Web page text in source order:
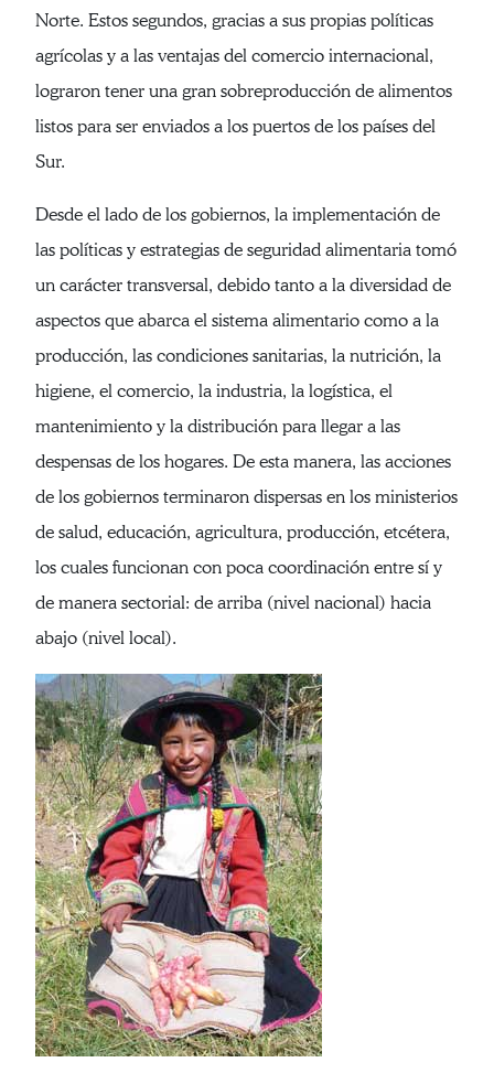
Norte. Estos segundos, gracias a sus propias políticas
agrícolas y a las ventajas del comercio internacional,
lograron tener una gran sobreproducción de alimentos
listos para ser enviados a los puertos de los países del
Sur.
Desde el lado de los gobiernos, la implementación de
las políticas y estrategias de seguridad alimentaria tomó
un carácter transversal, debido tanto a la diversidad de
aspectos que abarca el sistema alimentario como a la
producción, las condiciones sanitarias, la nutrición, la
higiene, el comercio, la industria, la logística, el
mantenimiento y la distribución para llegar a las
despensas de los hogares. De esta manera, las acciones
de los gobiernos terminaron dispersas en los ministerios
de salud, educación, agricultura, producción, etcétera,
los cuales funcionan con poca coordinación entre sí y
de manera sectorial: de arriba (nivel nacional) hacia
abajo (nivel local).